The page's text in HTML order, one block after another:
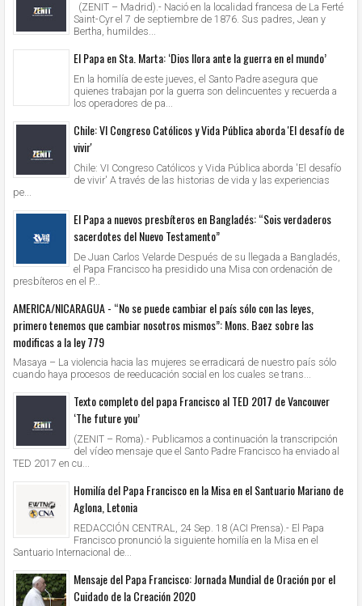
(ZENIT – Madrid).- Nació en la localidad francesa de La Ferté
Saint-Cyr el 7 de septiembre de 1876. Sus padres, Jean y
Bertha, humildes...
El Papa en Sta. Marta: ‘Dios llora ante la guerra en el mundo’
En la homilía de este jueves, el Santo Padre asegura que
quienes trabajan por la guerra son delincuentes y recuerda a
los operadores de pa...
Chile: VI Congreso Católicos y Vida Pública aborda 'El desafío de
vivir'
Chile: VI Congreso Católicos y Vida Pública aborda 'El desafío
de vivir' A través de las historias de vida y las experiencias
pe...
El Papa a nuevos presbíteros en Bangladés: “Sois verdaderos
sacerdotes del Nuevo Testamento”
De Juan Carlos Velarde Después de su llegada a Bangladés,
el Papa Francisco ha presidido una Misa con ordenación de
presbíteros en el P...
AMERICA/NICARAGUA - “No se puede cambiar el país sólo con las leyes,
primero tenemos que cambiar nosotros mismos”: Mons. Baez sobre las
modificas a la ley 779
Masaya – La violencia hacia las mujeres se erradicará de nuestro país sólo
cuando haya procesos de reeducación social en los cuales se trans...
Texto completo del papa Francisco al TED 2017 de Vancouver
‘The future you’
(ZENIT – Roma).- Publicamos a continuación la transcripción
del vídeo mensaje que el Santo Padre Francisco ha enviado al
TED 2017 en cu...
Homilía del Papa Francisco en la Misa en el Santuario Mariano de
Aglona, Letonia
REDACCIÓN CENTRAL, 24 Sep. 18 (ACI Prensa).- El Papa
Francisco pronunció la siguiente homilía en la Misa en el
Santuario Internacional de...
Mensaje del Papa Francisco: Jornada Mundial de Oración por el
Cuidado de la Creación 2020